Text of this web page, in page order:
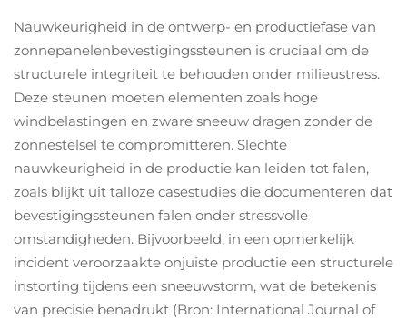
Nauwkeurigheid in de ontwerp- en productiefase van
zonnepanelenbevestigingssteunen is cruciaal om de
structurele integriteit te behouden onder milieustress.
Deze steunen moeten elementen zoals hoge
windbelastingen en zware sneeuw dragen zonder de
zonnestelsel te compromitteren. Slechte
nauwkeurigheid in de productie kan leiden tot falen,
zoals blijkt uit talloze casestudies die documenteren dat
bevestigingssteunen falen onder stressvolle
omstandigheden. Bijvoorbeeld, in een opmerkelijk
incident veroorzaakte onjuiste productie een structurele
instorting tijdens een sneeuwstorm, wat de betekenis
van precisie benadrukt (Bron: International Journal of